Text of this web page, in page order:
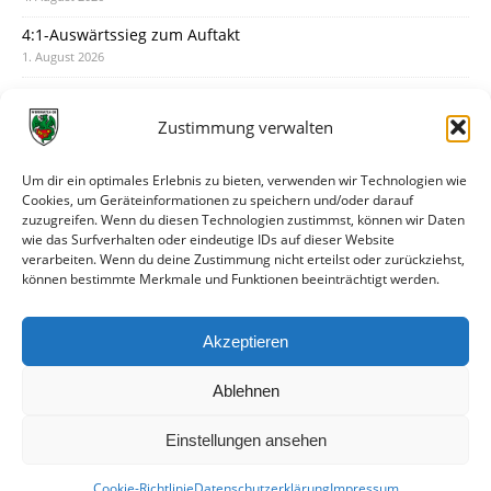
Zustimmung verwalten
Um dir ein optimales Erlebnis zu bieten, verwenden wir Technologien wie
Cookies, um Geräteinformationen zu speichern und/oder darauf
zuzugreifen. Wenn du diesen Technologien zustimmst, können wir Daten
wie das Surfverhalten oder eindeutige IDs auf dieser Website
verarbeiten. Wenn du deine Zustimmung nicht erteilst oder zurückziehst,
können bestimmte Merkmale und Funktionen beeinträchtigt werden.
Akzeptieren
Ablehnen
Einstellungen ansehen
4:1-Auswärtssieg zum Auftakt
1. August 2026
31. Juli 2026
30. Juli 2026
Deine Spielminute: 89+1
28. Juli 2026
Neuer Rückensponsor
Neue Podcast-Folge: So tickt Björn!
27. Juli 2026